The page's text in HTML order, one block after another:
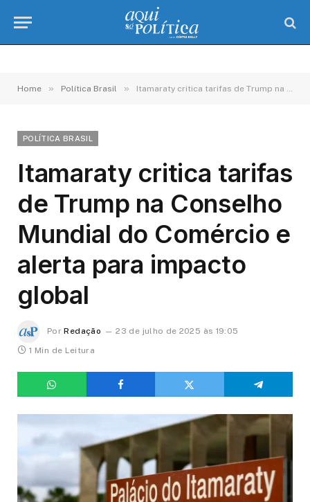
Home » Política Brasil » Itamaraty critica tarifas de Trump na Conselho Mundial do Comércio e alerta para impacto global
POLÍTICA BRASIL
Itamaraty critica tarifas
de Trump na Conselho
Mundial do Comércio e
alerta para impacto
global
Por Redação
23 de julho de 2025 às 19:05
1 Min de Leitura